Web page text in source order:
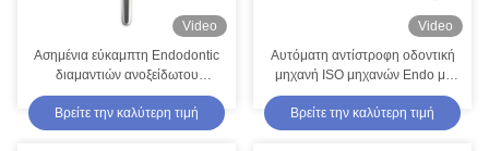
Video
Ασημένια εύκαμπτη Endodontic
διαμαντιών ανοξείδωτου
οδοντική χειρουργική πρόσβαση
Burs Burs
Βρείτε την καλύτερη τιμή
Video
Αυτόματη αντίστροφη οδοντική
μηχανή ISO μηχανών Endo με
τον εντοπιστή κορυφών
Βρείτε την καλύτερη τιμή